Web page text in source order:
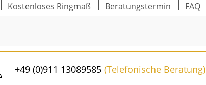
Kostenloses Ringmaß Beratungstermin FAQ
+49 (0)911 13089585(Telefonische Beratung)